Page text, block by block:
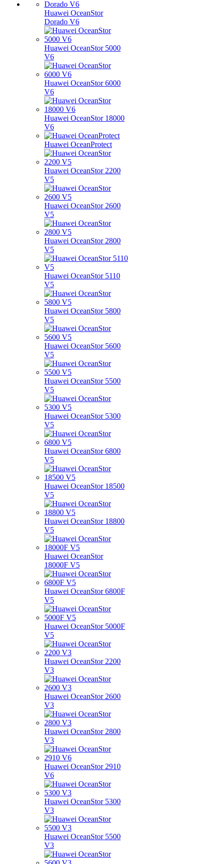
Huawei OceanStor
Dorado V6
Huawei OceanStor 5000
V6
Huawei OceanStor 6000
V6
Huawei OceanStor 18000
V6
Huawei OceanProtect
Huawei OceanStor 2200
V5
Huawei OceanStor 2600
V5
Huawei OceanStor 2800
V5
Huawei OceanStor 5110
V5
Huawei OceanStor 5800
V5
Huawei OceanStor 5600
V5
Huawei OceanStor 5500
V5
Huawei OceanStor 5300
V5
Huawei OceanStor 6800
V5
Huawei OceanStor 18500
V5
Huawei OceanStor 18800
V5
Huawei OceanStor
18000F V5
Huawei OceanStor 6800F
V5
Huawei OceanStor 5000F
V5
Huawei OceanStor 2200
V3
Huawei OceanStor 2600
V3
Huawei OceanStor 2800
V3
Huawei OceanStor 2910
V6
Huawei OceanStor 5300
V3
Huawei OceanStor 5500
V3